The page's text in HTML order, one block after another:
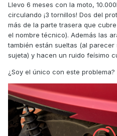
Llevo 6 meses con la moto,
circulando ¡3 tornillos! Dos del
más de la parte trasera que
el nombre técnico). Además las
también están sueltas (al parecer
sujeta) y hacen un ruido feísimo
¿Soy el único con este problema?